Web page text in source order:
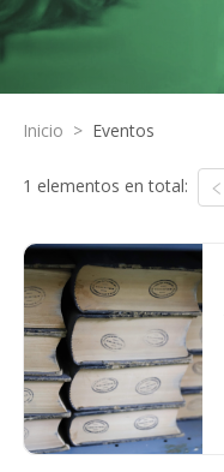
Inicio > Eventos
1 elementos en total: